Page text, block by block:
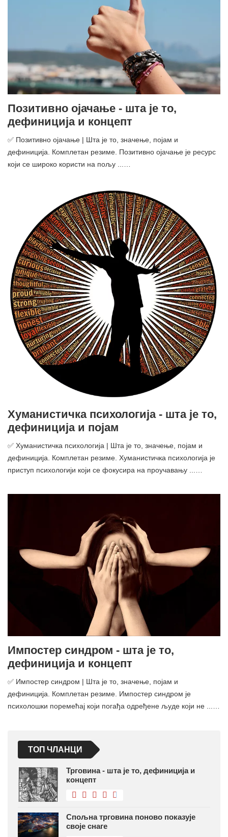
Позитивно ојачање - шта је то,
дефиниција и концепт
✅ Позитивно ојачање | Шта је то, значење, појам и
дефиниција. Комплетан резиме. Позитивно ојачање је ресурс
који се широко користи на пољу ...…
Хуманистичка психологија - шта је то,
дефиниција и појам
✅ Хуманистичка психологија | Шта је то, значење, појам и
дефиниција. Комплетан резиме. Хуманистичка психологија је
приступ психологији који се фокусира на проучавању ...…
Импостер синдром - шта је то,
дефиниција и концепт
✅ Импостер синдром | Шта је то, значење, појам и
дефиниција. Комплетан резиме. Импостер синдром је
психолошки поремећај који погађа одређене људе који не ...…
ТОП ЧЛАНЦИ
Трговина - шта је то, дефиниција и
концепт
Спољна трговина поново показује
своје снаге